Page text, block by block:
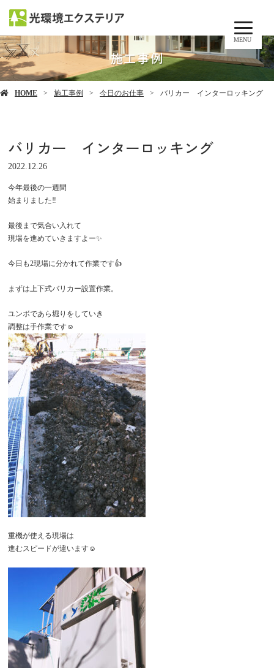
MENU
施工事例
HOME 施工事例 今日のお仕事 バリカー インターロッキング
バリカー インターロッキング
2022.12.26
今年最後の一週間
始まりました‼️
最後まで気合い入れて
現場を進めていきますよー✨
今日も2現場に分かれて作業です👍
まずは上下式バリカー設置作業。
ユンボであら堀りをしていき
調整は手作業です☺️
重機が使える現場は
進むスピードが違います☺️